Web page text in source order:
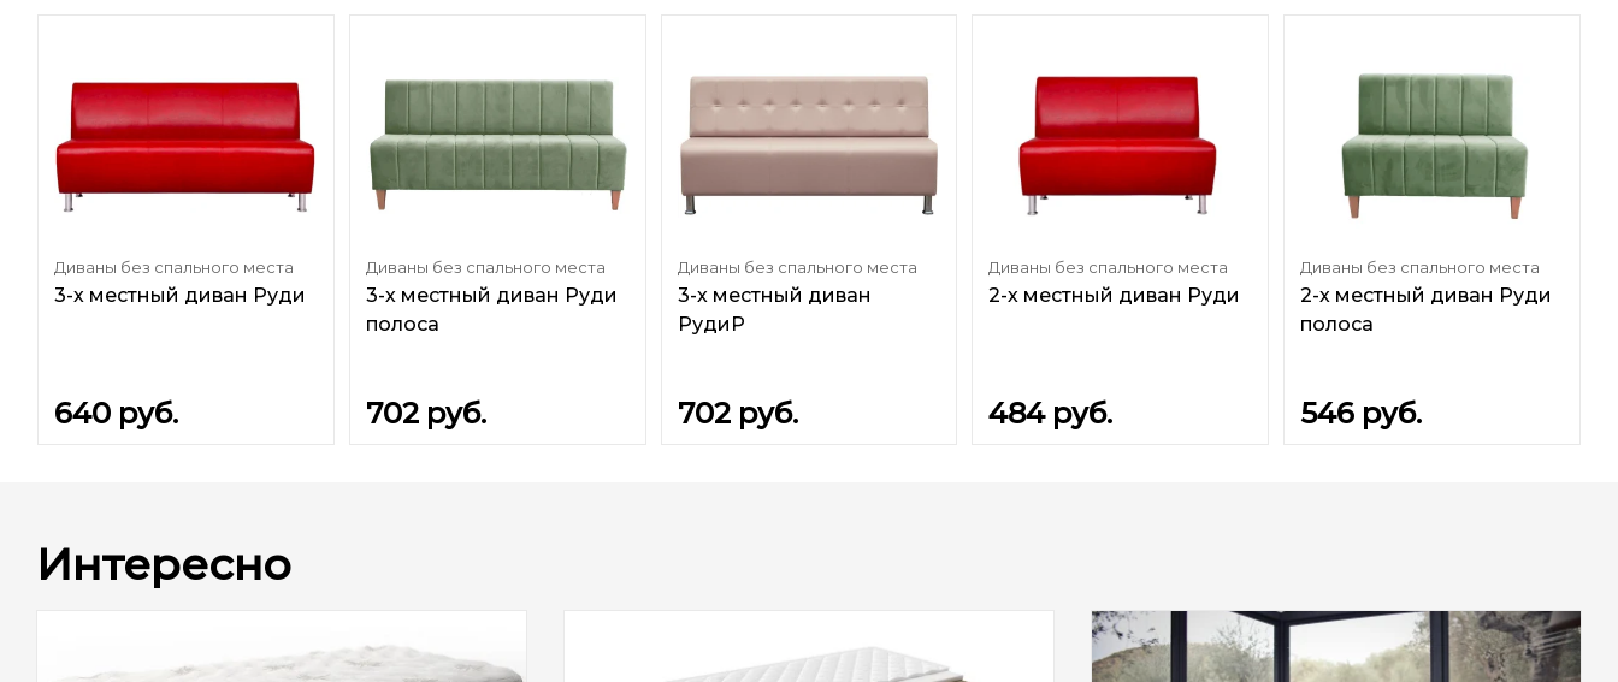
Диваны без спального места
3-х местный диван Руди
640 руб.
Диваны без спального места
3-х местный диван Руди
полоса
702 руб.
Диваны без спального места
3-х местный диван
РудиР
702 руб.
Диваны без спального места
2-х местный диван Руди
484 руб.
Диваны без спального места
2-х местный диван Руди
полоса
546 руб.
Интересно